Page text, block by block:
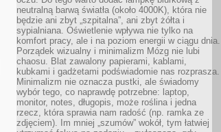
neutralną barwą światła (około 4000K), która nie
będzie ani zbyt „szpitalna”, ani zbyt żółta i
sypialniana. Oświetlenie wpływa nie tylko na
komfort pracy, ale i na poziom energii w ciągu dnia.
Porządek wizualny i minimalizm Mózg nie lubi
chaosu. Blat zawalony papierami, kablami,
kubkami i gadżetami podświadomie nas rozprasza.
Minimalizm nie oznacza pustki, ale świadomy
wybór tego, co naprawdę potrzebne: laptop,
monitor, notes, długopis, może roślina i jedna
rzecz, która sprawia nam radość (np. ramka ze
zdjęciem). Im mniej „szumów” wokół, tym łatwiej